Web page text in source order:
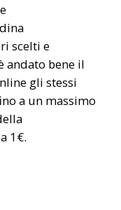
scelti e
andato bene il
gli stessi
a un massimo
1€.